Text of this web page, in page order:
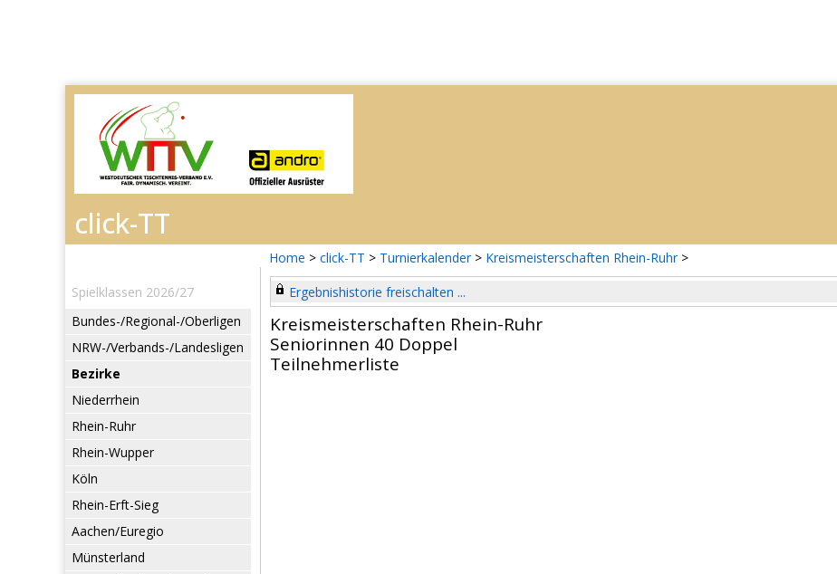
Home > click-TT > Turnierkalender > Kreismeisterschaften Rhein-Ruhr >
Spielklassen 2026/27
Bundes-/Regional-/Oberligen
NRW-/Verbands-/Landesligen
Bezirke
Niederrhein
Rhein-Ruhr
Rhein-Wupper
Köln
Rhein-Erft-Sieg
Aachen/Euregio
Münsterland
Ergebnishistorie freischalten ...
Kreismeisterschaften Rhein-Ruhr
Seniorinnen 40 Doppel
Teilnehmerliste